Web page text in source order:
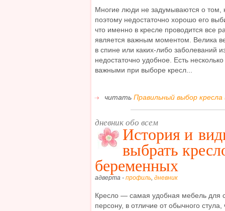
Многие люди не задумываются о том,
поэтому недостаточно хорошо его
что именно в кресле проводится все
является важным моментом. Велика
в спине или каких-либо заболеваний
недостаточно удобное. Есть
важными при выборе кресл...
читать Правильный выбор кресла
дневник обо всем
История и
выбрать
беременных
адверта - профиль, дневник
Кресло — самая удобная мебель для
персону, в отличие от обычного